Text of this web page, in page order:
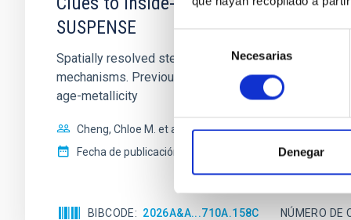
de
consentimiento
Necesarias
Denegar
SUSPENSE
Spatially resolved stellar populations of massive
mechanisms. Previous photometric studies have
age-metallicity
Cheng, Chloe M. et al.
Fecha de publicación:
BIBCODE 2026A&A...710A.158C NÚMERO DE